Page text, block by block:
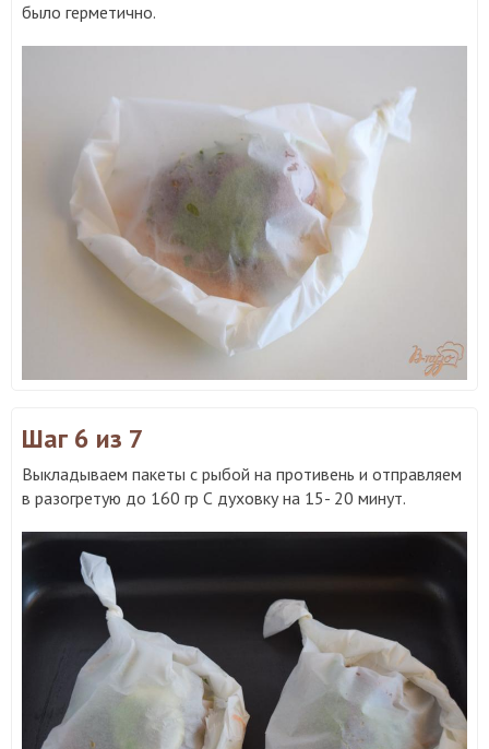
было герметично.
Шаг 6 из 7
Выкладываем пакеты с рыбой на противень и отправляем
в разогретую до 160 гр С духовку на 15- 20 минут.